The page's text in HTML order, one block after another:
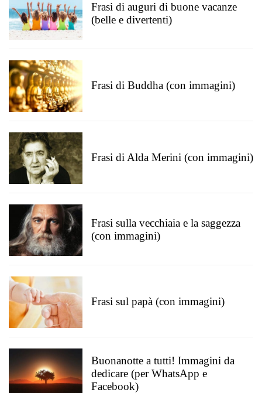
Frasi di auguri di buone vacanze
(belle e divertenti)
Frasi di Buddha (con immagini)
Frasi di Alda Merini (con immagini)
Frasi sulla vecchiaia e la saggezza
(con immagini)
Frasi sul papà (con immagini)
Buonanotte a tutti! Immagini da
dedicare (per WhatsApp e
Facebook)